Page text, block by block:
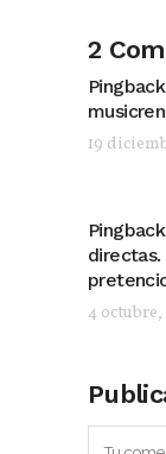
2
19
directas.
4